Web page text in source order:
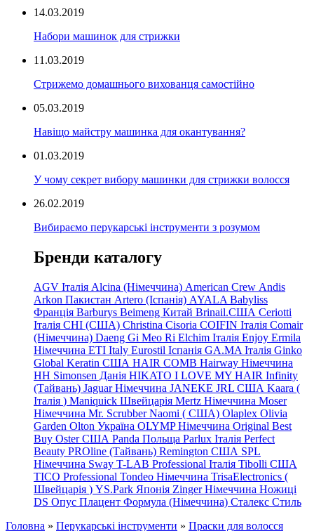
14.03.2019
Набори машинок для стрижки
11.03.2019
Стрижемо домашнього вихованця самостійно
05.03.2019
Навіщо майстру машинка для окантування?
01.03.2019
У чому секрет вибору машинки для стрижки волосся
26.02.2019
Вибираємо перукарські інструменти з розумом
Бренди каталогу
AGV Італія Alcina (Німеччина) American Crew Andis
Arkon Пакистан Artero (Іспанія) AYALA Babyliss
Франція Barburys Beimeng Китай Brinail.США Ceriotti
Італія CHI (США) Christina Cisoria COIFIN Італія Comair
(Німеччина) Daeng Gi Meo Ri Elchim Італія Enjoy Ermila
Німеччина ETI Italy Eurostil Іспанія GA.MA Італія Ginko
Global Keratin США HAIR COMB Hairway Німеччина
HH Simonsen Данія HIKATO I LOVE MY HAIR Infinity
(Тайвань) Jaguar Німеччина JANEKE JRL США Kaara (
Італія ) Maniquick Швейцарія Mertz Німеччина Moser
Німеччина Mr. Scrubber Naomi ( США) Olaplex Olivia
Garden Olton Україна OLYMP Німеччина Original Best
Buy Oster США Panda Польща Parlux Італія Perfect
Beauty PROline (Тайвань) Remington США SPL
Німеччина Sway T-LAB Professional Італія Tibolli США
TICO Professional Tondeo Німеччина TrisaElectronics (
Швейцарія ) YS.Park Японія Zinger Німеччина Ножиці
DS Опус Плацент Формула (Німеччина) Сталекс Стиль
Головна » Перукарські інструменти » Праски для волосся